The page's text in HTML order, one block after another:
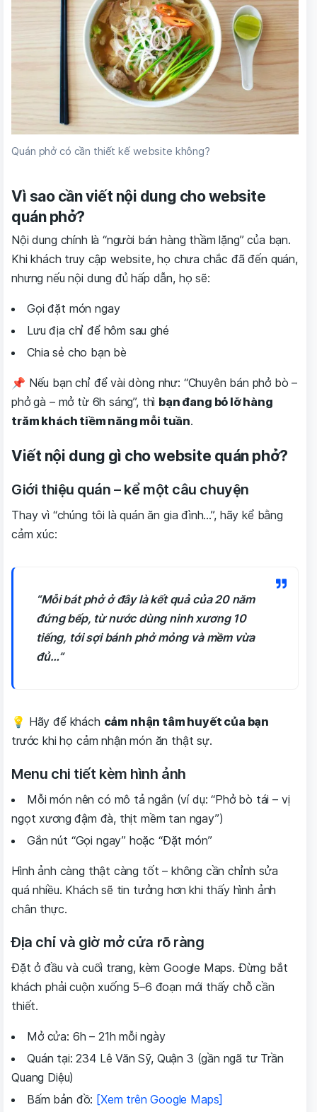
Quán phở có cần thiết kế website không?
Vì sao cần viết nội dung cho website
quán phở?
Nội dung chính là “người bán hàng thầm lặng” của bạn.
Khi khách truy cập website, họ chưa chắc đã đến quán,
nhưng nếu nội dung đủ hấp dẫn, họ sẽ:
Gọi đặt món ngay
Lưu địa chỉ để hôm sau ghé
Chia sẻ cho bạn bè
📌 Nếu bạn chỉ để vài dòng như: “Chuyên bán phở bò –
phở gà – mở từ 6h sáng”, thì bạn đang bỏ lỡ hàng
trăm khách tiềm năng mỗi tuần.
Viết nội dung gì cho website quán phở?
Giới thiệu quán – kể một câu chuyện
Thay vì “chúng tôi là quán ăn gia đình…”, hãy kể bằng
cảm xúc:
“Mỗi bát phở ở đây là kết quả của 20 năm
đứng bếp, từ nước dùng ninh xương 10
tiếng, tới sợi bánh phở mỏng và mềm vừa
đủ…”
💡 Hãy để khách cảm nhận tâm huyết của bạn
trước khi họ cảm nhận món ăn thật sự.
Menu chi tiết kèm hình ảnh
Mỗi món nên có mô tả ngắn (ví dụ: “Phở bò tái – vị
ngọt xương đậm đà, thịt mềm tan ngay”)
Gắn nút “Gọi ngay” hoặc “Đặt món”
Hình ảnh càng thật càng tốt – không cần chỉnh sửa
quá nhiều. Khách sẽ tin tưởng hơn khi thấy hình ảnh
chân thực.
Địa chỉ và giờ mở cửa rõ ràng
Đặt ở đầu và cuối trang, kèm Google Maps. Đừng bắt
khách phải cuộn xuống 5–6 đoạn mới thấy chỗ cần
thiết.
Mở cửa: 6h – 21h mỗi ngày
Quán tại: 234 Lê Văn Sỹ, Quận 3 (gần ngã tư Trần
Quang Diệu)
Bấm bản đồ: [Xem trên Google Maps]